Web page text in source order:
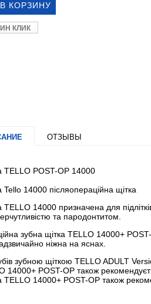
КЛИК
ОТЗЫВЫ
TELLO POST-OP 14000
Tello 14000 післяопераційна щітка
TELLO 14000 призначена для
та пародонтитом.
зубна щітка TELLO 14000+
ніжна на яснах.
зубною щіткою TELLO ADULT
14000+ POST-OP також
TELLO 14000+ POST-OP також